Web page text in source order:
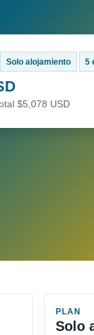
Solo alojamiento 5
$5,078 USD
PLAN
Solo